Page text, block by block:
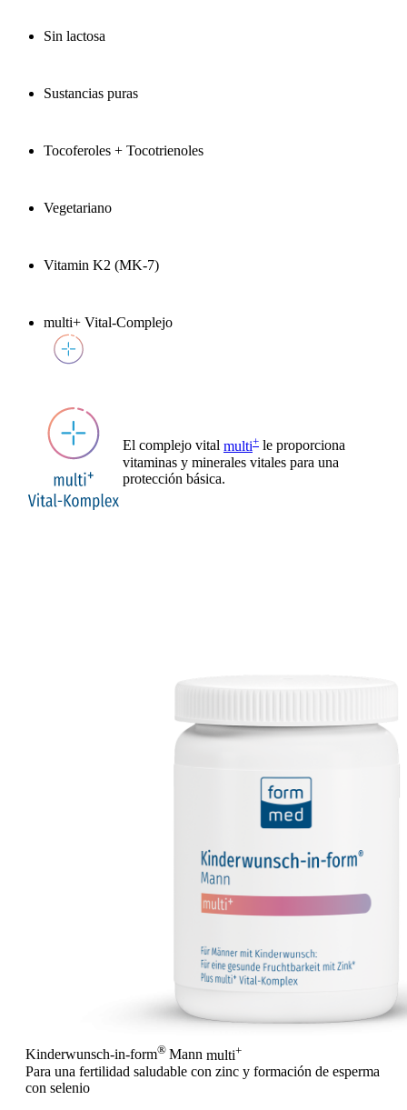
Sin lactosa
Sustancias puras
Tocoferoles + Tocotrienoles
Vegetariano
Vitamin K2 (MK-7)
multi+ Vital-Complejo
El complejo vital multi+ le proporciona
vitaminas y minerales vitales para una
protección básica.
Kinderwunsch-in-form® Mann multi+
Para una fertilidad saludable con zinc y formación de esperma
con selenio